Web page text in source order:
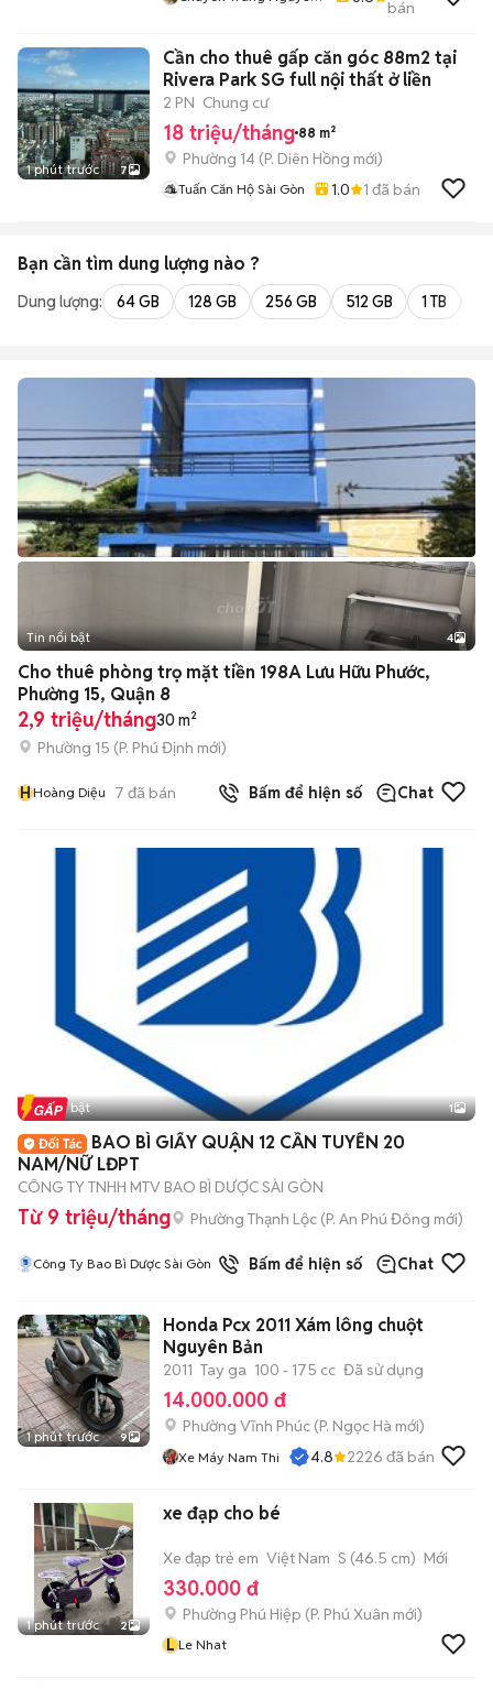
bán
1 phút trước 7
Cần cho thuê gấp căn góc 88m2 tại
Rivera Park SG full nội thất ở liền
2 PN Chung cư
18 triệu/tháng 88 m²
Phường 14 (P. Diên Hồng mới)
Tuấn Căn Hộ Sài Gòn 1.0 1 đã bán
Bạn cần tìm dung lượng nào ?
Dung lượng: 64 GB 128 GB 256 GB 512 GB 1 TB
Tin nổi bật 4
Cho thuê phòng trọ mặt tiền 198A Lưu Hữu Phước,
Phường 15, Quận 8
2,9 triệu/tháng30 m²
Phường 15 (P. Phú Định mới)
HHoàng Diệu 7 đã bán Bấm để hiện số Chat
Tin nổi bật 1
BAO BÌ GIẤY QUẬN 12 CẦN TUYỂN 20
NAM/NỮ LĐPT
CÔNG TY TNHH MTV BAO BÌ DƯỢC SÀI GÒN
Từ 9 triệu/tháng Phường Thạnh Lộc (P. An Phú Đông mới)
Công Ty Bao Bì Dược Sài Gòn Bấm để hiện số Chat
1 phút trước 9
Honda Pcx 2011 Xám lông chuột
Nguyên Bản
2011 Tay ga 100 - 175 cc Đã sử dụng
14.000.000 đ
Phường Vĩnh Phúc (P. Ngọc Hà mới)
Xe Máy Nam Thi 4.8 2226 đã bán
1 phút trước 2
xe đạp cho bé
Xe đạp trẻ em Việt Nam S (46.5 cm) Mới
330.000 đ
Phường Phú Hiệp (P. Phú Xuân mới)
L Le Nhat